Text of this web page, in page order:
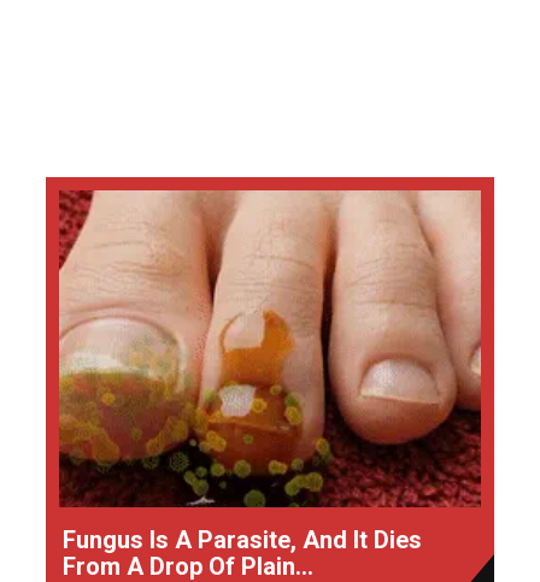
Fungus Is A Parasite, And It Dies
From A Drop Of Plain...